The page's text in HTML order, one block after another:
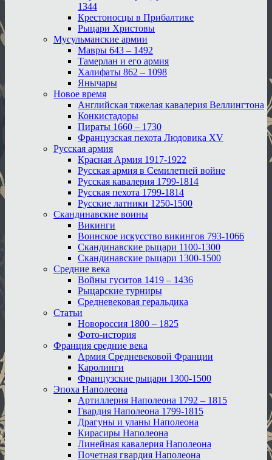
1344
Крестоносцы в Прибалтике
Рыцари Христовы
Мусульманские армии
Мавры 643 – 1492
Тамерлан и его армия
Халифаты 862 – 1098
Янычары
Новое время
Английская тяжелая кавалерия Веллингтона
Конкистадоры
Пираты 1660 – 1730
Французская пехота Людовика XV
Русская армия
Красная Армия 1917-1922
Русская армия в Семилетней войне
Русская кавалерия 1799-1814
Русская пехота 1799-1814
Русские латники 1250-1500
Скандинавские воины
Викинги
Воинское искусство викингов 793-1066
Скандинавские рыцари 1100-1300
Скандинавские рыцари 1300-1500
Средние века
Войны гуситов 1419 – 1436
Рыцарские турниры
Средневековая геральдика
Статьи
Новороссия 1800 – 1825
Фото-история
Франция средние века
Армия Средневековой Франции
Каролинги
Французские рыцари 1300-1500
Эпоха Наполеона
Артиллерия Наполеона 1792 – 1815
Гвардия Наполеона 1799-1815
Драгуны и уланы Наполеона
Кирасиры Наполеона
Линейная кавалерия Наполеона
Почетная гвардия Наполеона